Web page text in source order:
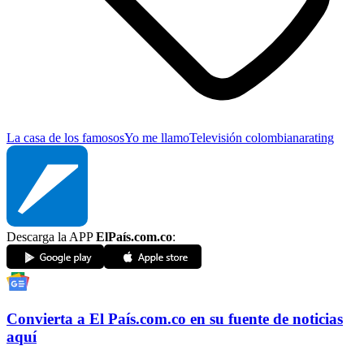
La casa de los famososYo me llamoTelevisión colombianarating
Descarga la APPElPaís.com.co:
Convierta a El País.com.co en su fuente de noticias
aquí